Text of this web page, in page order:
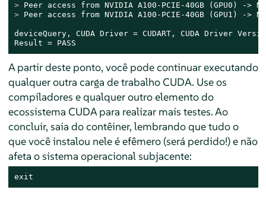
> Peer access from NVIDIA A100-PCIE-40GB (GPU0) ->
> Peer access from NVIDIA A100-PCIE-40GB (GPU1) ->
deviceQuery, CUDA Driver = CUDART, CUDA Driver
Result = PASS
A partir deste ponto, você pode continuar executando
qualquer outra carga de trabalho CUDA. Use os
compiladores e qualquer outro elemento do
ecossistema CUDA para realizar mais testes. Ao
concluir, saia do contêiner, lembrando que tudo o
que você instalou nele é efêmero (será perdido!) e não
afeta o sistema operacional subjacente:
exit